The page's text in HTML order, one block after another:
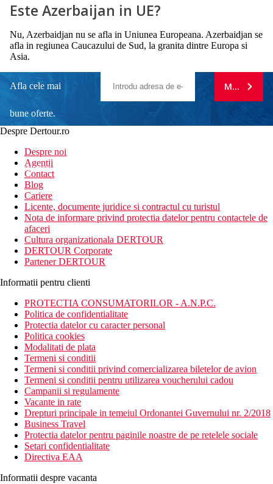
Este Azerbaijan in UE?
Nu, Azerbaidjan nu se afla in Uniunea Europeana. Azerbaidjan se
afla in regiunea Caucazului de Sud, la granita dintre Europa si
Asia.
Afla cele mai
bune oferte.
newsletter!
MA
Despre Dertour.ro
Despre noi
Agentii
Contact
Blog
Cariere
Licente, documente juridice si contractul cu turistul
Nota de informare privind protectia datelor pentru contactele de
afaceri
Cultura organizationala DERTOUR
DERTOUR Corporate
Partener DERTOUR
Informatii pentru clienti
PROTECTIA CONSUMATORILOR - A.N.P.C.
Politica de confidentialitate
Protectia datelor cu caracter personal
Politica cookies
Modalitati de plata
Termeni si conditii
Termeni si conditii privind comercializarea biletelor de avion
Termeni si conditii pentru utilizarea voucherului cadou
Campanii si regulamente
Vacante in rate
Drepturi principale in temeiul Ordonantei Guvernului nr. 2/2018
Business Travel
Protectia datelor pentru paginile noastre de pe retelele sociale
Setari confidentialitate
Directiva EAA
Informatii despre vacanta